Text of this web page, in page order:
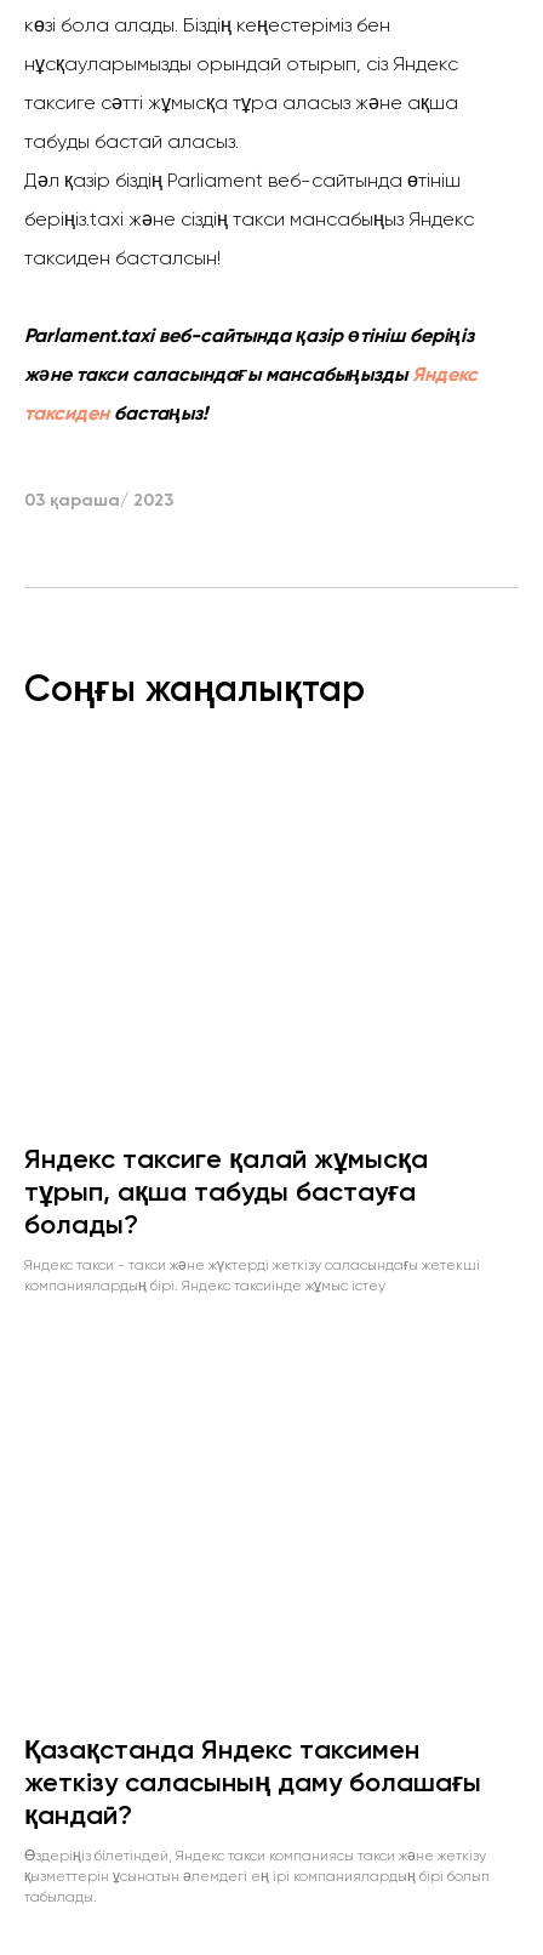
көзі бола алады. Біздің кеңестеріміз бен
нұсқауларымызды орындай отырып, сіз Яндекс
таксиге сәтті жұмысқа тұра аласыз және ақша
табуды бастай аласыз.
Дәл қазір біздің Parliament веб-сайтында өтініш
беріңіз.taxi және сіздің такси мансабыңыз Яндекс
таксиден басталсын!
Parlament.taxi веб-сайтында қазір өтініш беріңіз
және такси саласындағы мансабыңыздыЯндекс
таксиденбастаңыз!
03 қараша/ 2023
Соңғы жаңалықтар
Яндекс таксиге қалай жұмысқа
тұрып, ақша табуды бастауға
болады?
Яндекс такси - такси және жүктерді жеткізу саласындағы жетекші
компаниялардың бірі. Яндекс таксиінде жұмыс істеу
Қазақстанда Яндекс таксимен
жеткізу саласының даму болашағы
қандай?
Өздеріңіз білетіндей, Яндекс такси компаниясы такси және жеткізу
қызметтерін ұсынатын әлемдегі ең ірі компаниялардың бірі болып
табылады.